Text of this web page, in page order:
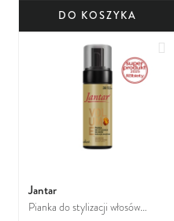
DO KOSZYKA
Jantar
Pianka do stylizacji włosów